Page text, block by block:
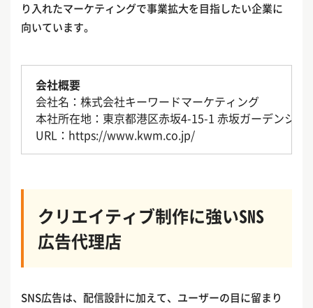
り入れたマーケティングで事業拡大を目指したい企業に
向いています。
会社概要
会社名：株式会社キーワードマーケティング
本社所在地：東京都港区赤坂4-15-1 赤坂ガーデンシテ
URL： https://www.kwm.co.jp/
クリエイティブ制作に強いSNS
広告代理店
SNS広告は、配信設計に加えて、ユーザーの目に留まり